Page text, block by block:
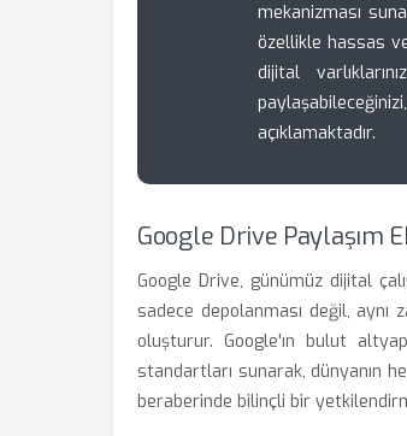
mekanizması
özellikle hassas
dijital
açıklamaktadır.
Google Drive Paylaşım
Google Drive, günümüz dijital
sadece depolanması değil, aynı
oluşturur. Google'ın bulut
standartları sunarak, dünyanın
beraberinde bilinçli bir